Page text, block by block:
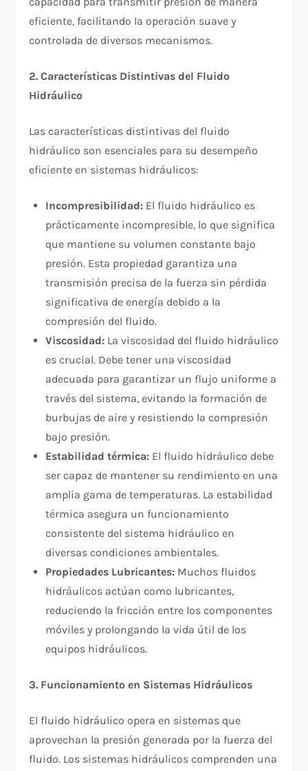
eficiente, facilitando la operación suave y
controlada de diversos mecanismos.
2. Características Distintivas del Fluido
Hidráulico
Las características distintivas del fluido
hidráulico son esenciales para su desempeño
eficiente en sistemas hidráulicos:
Incompresibilidad: El fluido hidráulico es
prácticamente incompresible, lo que significa
que mantiene su volumen constante bajo
presión. Esta propiedad garantiza una
transmisión precisa de la fuerza sin pérdida
significativa de energía debido a la
compresión del fluido.
Viscosidad: La viscosidad del fluido hidráulico
es crucial. Debe tener una viscosidad
adecuada para garantizar un flujo uniforme a
través del sistema, evitando la formación de
burbujas de aire y resistiendo la compresión
bajo presión.
Estabilidad térmica: El fluido hidráulico debe
ser capaz de mantener su rendimiento en una
amplia gama de temperaturas. La estabilidad
térmica asegura un funcionamiento
consistente del sistema hidráulico en
diversas condiciones ambientales.
Propiedades Lubricantes: Muchos fluidos
hidráulicos actúan como lubricantes,
reduciendo la fricción entre los componentes
móviles y prolongando la vida útil de los
equipos hidráulicos.
3. Funcionamiento en Sistemas Hidráulicos
El fluido hidráulico opera en sistemas que
aprovechan la presión generada por la fuerza del
fluido. Los sistemas hidráulicos comprenden una